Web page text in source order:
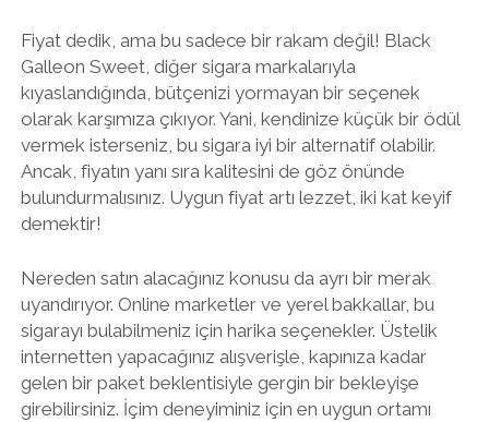
Fiyat dedik, ama bu sadece bir rakam değil! Black
Galleon Sweet, diğer sigara markalarıyla
kıyaslandığında, bütçenizi yormayan bir seçenek
olarak karşımıza çıkıyor. Yani, kendinize küçük bir ödül
vermek isterseniz, bu sigara iyi bir alternatif olabilir.
Ancak, fiyatın yanı sıra kalitesini de göz önünde
bulundurmalısınız. Uygun fiyat artı lezzet, iki kat keyif
demektir!
Nereden satın alacağınız konusu da ayrı bir merak
uyandırıyor. Online marketler ve yerel bakkallar, bu
sigarayı bulabilmeniz için harika seçenekler. Üstelik
internetten yapacağınız alışverişle, kapınıza kadar
gelen bir paket beklentisiyle gergin bir bekleyişe
girebilirsiniz. İçim deneyiminiz için en uygun ortamı